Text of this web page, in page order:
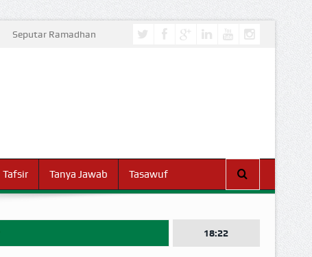
Seputar Ramadhan
Tafsir Tanya Jawab Tasawuf
18:22